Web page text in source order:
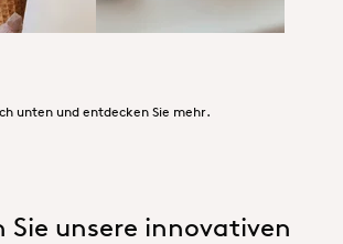
und entdecken Sie mehr.
unten und entdecken Sie mehr.
Sie unsere innovativen